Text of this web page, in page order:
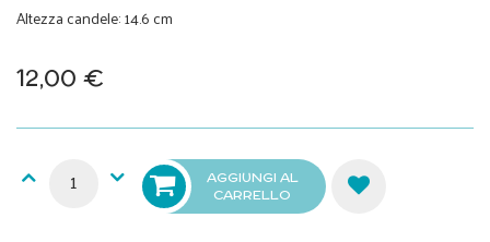
Altezza candele: 14.6 cm
12,00 €
AGGIUNGI AL
CARRELLO